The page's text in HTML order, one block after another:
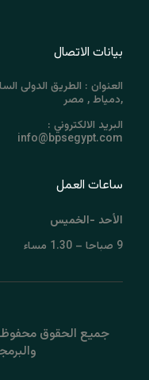
بيانات الاتصال
العنوان : الطريق الدولى
,دمياط , مصر
البريد الالكتروني :
info@bpsegypt.com
ساعات العمل
الأحد -الخميس
9 صباحا – 1.30 مساء